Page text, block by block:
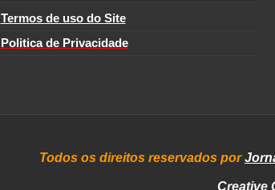
Termos de uso do Site
Politica de Privacidade
Todos os direitos reservados por
Creative